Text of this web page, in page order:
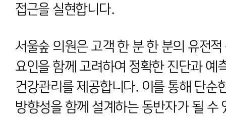
접근을 실현합니다.
서울숲 의원은 고객 한 분 한 분의 유전
요인을 함께 고려하여 정확한 진단과 예
건강관리를 제공합니다. 이를 통해 단순
방향성을 함께 설계하는 동반자가 될 수